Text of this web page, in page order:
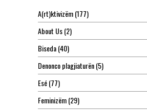
A(rt)ktivizëm(177)
About Us(2)
Biseda(40)
Denonco plagjiaturën(5)
Esé(77)
Feminizëm(29)